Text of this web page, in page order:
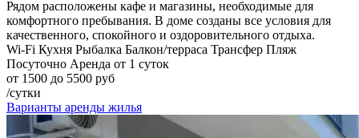
Рядом расположены кафе и магазины, необходимые для
комфортного пребывания. В доме созданы все условия для
качественного, спокойного и оздоровительного отдыха.
Wi-Fi Кухня Рыбалка Балкон/терраса Трансфер Пляж
Посуточно Аренда от 1 суток
от 1500 до 5500 руб
/сутки
Варианты аренды жилья